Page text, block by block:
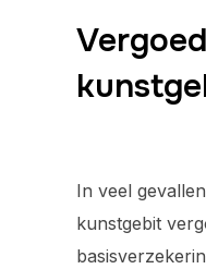
In veel
kunstgebit